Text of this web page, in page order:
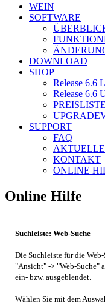
WEIN
SOFTWARE
DOWNLOAD
SHOP
Release 6.6
Release 6.6
PREISLISTE
SUPPORT
FAQ
KONTAKT
ONLINE
Online Hilfe
Suchleiste: Web-Suche
Die Suchleiste für die
"Ansicht" -> "Web-Suche"
ein- bzw. ausgeblendet.
Wählen Sie mit dem